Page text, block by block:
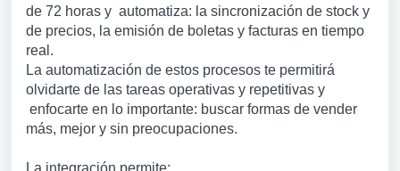
de 72 horas y automatiza: la sincronización de stock y
de precios, la emisión de boletas y facturas en tiempo
real.
La automatización de estos procesos te permitirá
olvidarte de las tareas operativas y repetitivas y
enfocarte en lo importante: buscar formas de vender
más, mejor y sin preocupaciones.
La integración permite: